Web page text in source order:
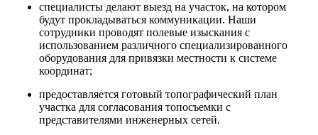
специалисты делают выезд на участок, на котором
будут прокладываться коммуникации. Наши
сотрудники проводят полевые изыскания с
использованием различного специализированного
оборудования для привязки местности к системе
координат;
предоставляется готовый топографический план
участка для согласования топосъемки с
представителями инженерных сетей.